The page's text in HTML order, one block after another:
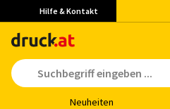
Hilfe & Kontakt
Neu­hei­ten